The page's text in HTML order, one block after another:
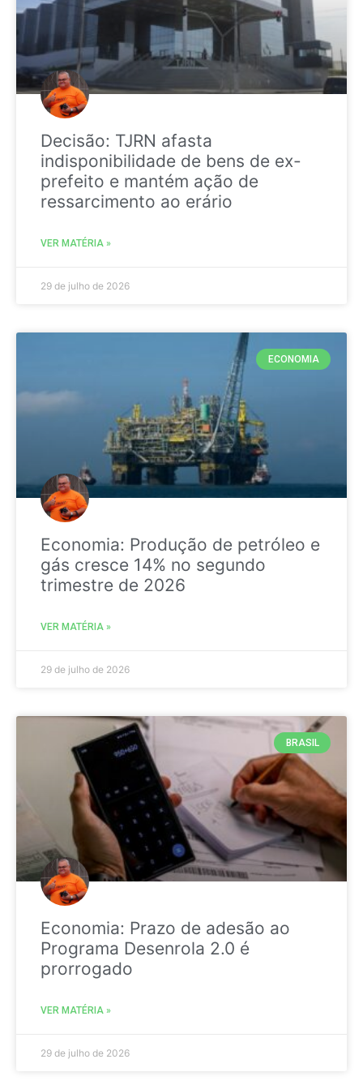
Decisão: TJRN afasta
indisponibilidade de bens de ex-
prefeito e mantém ação de
ressarcimento ao erário
VER MATÉRIA »
29 de julho de 2026
ECONOMIA
Economia: Produção de petróleo e
gás cresce 14% no segundo
trimestre de 2026
VER MATÉRIA »
29 de julho de 2026
BRASIL
Economia: Prazo de adesão ao
Programa Desenrola 2.0 é
prorrogado
VER MATÉRIA »
29 de julho de 2026